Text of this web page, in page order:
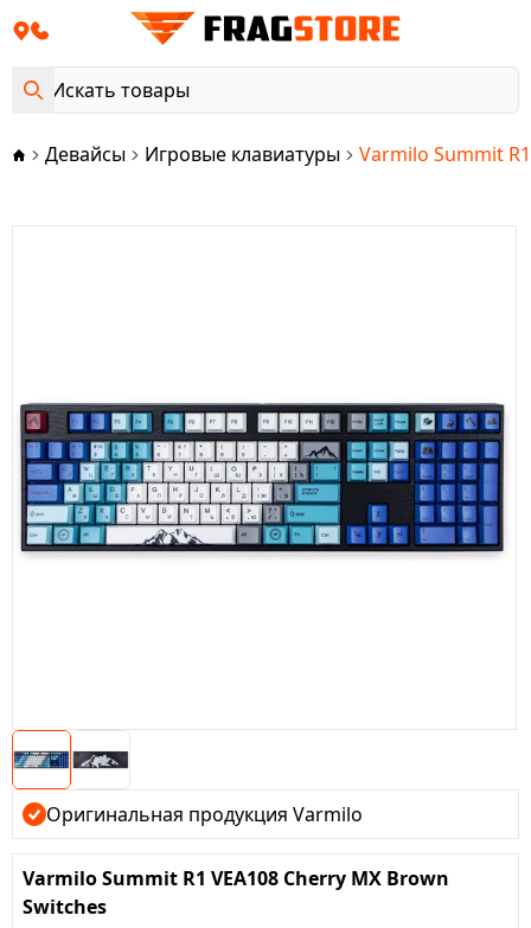
Девайсы Игровые клавиатуры Varmilo Summit
Оригинальная продукция Varmilo
Varmilo Summit R1 VEA108 Cherry MX Brown
Switches